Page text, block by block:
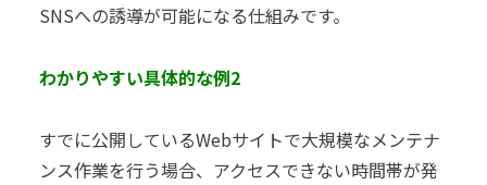
SNSへの誘導が可能になる仕組みです。
わかりやすい具体的な例2
すでに公開しているWebサイトで大規模なメンテナ
ンス作業を行う場合、アクセスできない時間帯が発